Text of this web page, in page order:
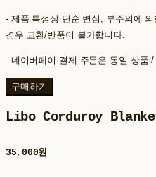
- 제품 특성상 단순 변심, 부주의에
경우 교환/반품이 불가합니다.
- 네이버페이 결제 주문은 동일 상품
구매하기
Libo Corduroy
35,000원